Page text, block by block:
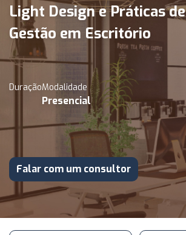
Light Design e Práticas de
Gestão em Escritório
DuraçãoModalidade
Presencial
Falar com um consultor